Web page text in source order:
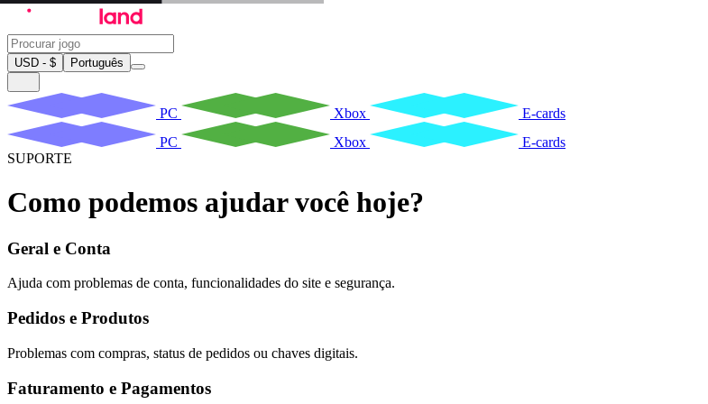
USD - $ Português
PC Xbox
E-cards
PC
Xbox
E-cards
SUPORTE
Como podemos ajudar você hoje?
Geral e Conta
Ajuda com problemas de conta, funcionalidades do site e segurança.
Pedidos e Produtos
Problemas com compras, status de pedidos ou chaves digitais.
Faturamento e Pagamentos